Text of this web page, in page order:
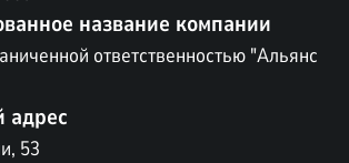
название компании
ответственностью "Альянс
адрес
53